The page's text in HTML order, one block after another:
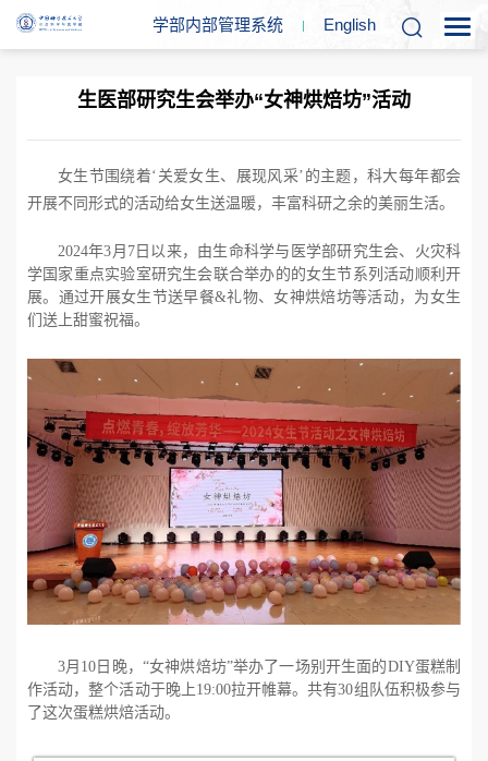
学部内部管理系统 English
生医部研究生会举办“女神烘焙坊”活动
女生节围绕着‘关爱女生、展现风采’的主题，科大每年都会
开展不同形式的活动给女生送温暖，丰富科研之余的美丽生活。
2024年3 月 7日以来，由生命科学与医学部研究生会、火灾科
学国家重点实验室研究生会联合举办的的女生节系列活动顺利开
展。通过开展女生节送早餐&礼物、女神烘焙坊等活动，为女生
们送上甜蜜祝福。
3月 10 日晚，“女神烘焙坊”举办了一场别开生面的DIY蛋糕制
作活动，整个活动于晚上19:00拉开帷幕。共有30组队伍积极参与
了这次蛋糕烘焙活动。